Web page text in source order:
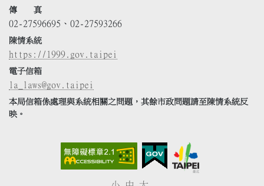
傳 真
02-27596695、02-27593266
陳情系統
https://1999.gov.taipei
電子信箱
la_laws@gov.taipei
本局信箱係處理與系統相關之問題，其餘市政問題請至陳情系統反
映。